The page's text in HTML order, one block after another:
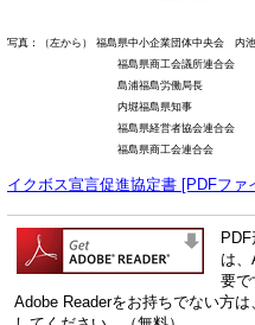
写真：（左から） 福島県中小企業団体中央会 内
福島県商工会議所連合会 渡
島浦福島労働局長
内堀福島県知事
福島県経営者協会連合会 笠
福島県商工会連合会 轡
イクボス宣言促進協定書 [PDFファ
は
要で
Adobe Readerをお持ちでない方